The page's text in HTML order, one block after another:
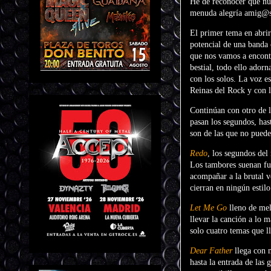
menuda alegría
El primer tema en
potencial de una
que nos vamos a
bestial, todo ello
con los solos. La voz
Reinas del Rock y con
Continúan con otro de
pasan los segundos,
son de las que no
Redo, los segundos
Los tambores suenan
acompañar a la brutal
cierran en ningún
Let Me Go lleno de
llevar la canción a lo
solo cuatro temas que
Dear Father llega con
hasta la entrada de las